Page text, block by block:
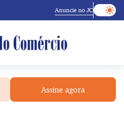
Anuncie no JC
Assine agora